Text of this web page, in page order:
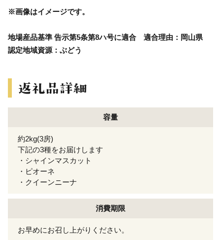
※画像はイメージです。
地場産品基準 告示第5条第8ハ号に適合 適合理由：岡山県
認定地域資源：ぶどう
容量
約2kg(3房)
下記の3種をお届けします
・シャインマスカット
・ピオーネ
・クイーンニーナ
消費期限
お早めにお召し上がりください。